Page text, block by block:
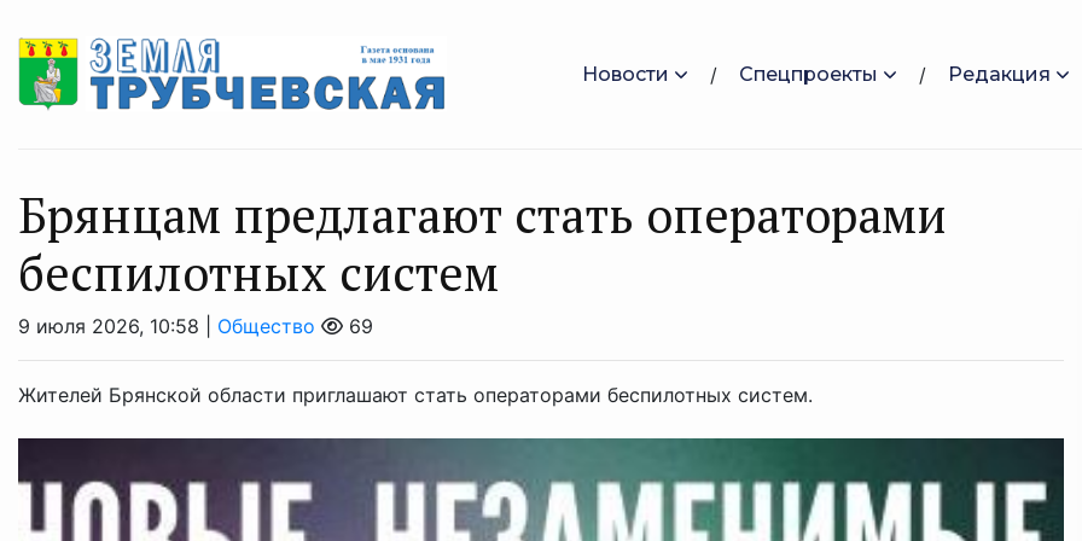
Новости Спецпроекты Редакция
Брянцам предлагают стать оперaторами
бeспилотных систeм
9 июля 2026, 10:58 | Общество 69
Жителей Брянской области приглашают стать операторами беспилотных систем.